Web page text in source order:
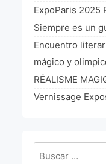
La
ExpoParis 2025
Siempre es un
Encuentro
mágico y
RÉALISME
Vernissage
Buscar: